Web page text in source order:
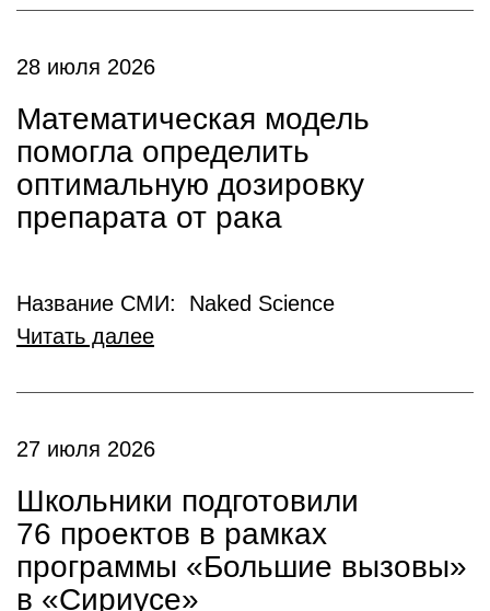
28 июля 2026
Математическая модель
помогла определить
оптимальную дозировку
препарата от рака
Название СМИ: Naked Science
Читать далее
27 июля 2026
Школьники подготовили
76 проектов в рамках
программы «Большие вызовы»
в «Сириусе»